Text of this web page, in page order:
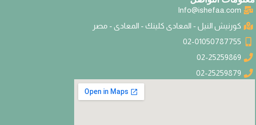
Info@ishefaa.com
كورنيش النيل - المعادى كلينك - المعادى - مصر
02-01050787755
02-25259869
02-25259879